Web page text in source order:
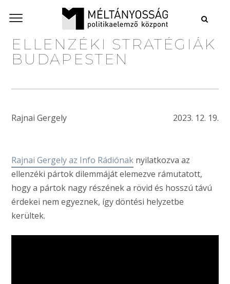
ELLENZÉKI STRATÉGIÁK
BUDAPESTEN
Rajnai Gergely 2023. 12. 19.
Rajnai Gergely az Info Rádiónak nyilatkozva az
ellenzéki pártok dilemmáját elemezve rámutatott,
hogy a pártok nagy részének a rövid és hosszú távú
érdekei nem egyeznek, így döntési helyzetbe
kerültek.